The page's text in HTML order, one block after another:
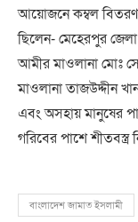
আয়োজনে কম্বল বিতরণ
ছিলেন- মেহেরপুর
আমীর মাওলানা মোঃ
মাওলানা তাজউদ্দীন
এবং অসহায় মানুষের
গরিবের পাশে
বাংলাদেশ জামাত ইসলামী